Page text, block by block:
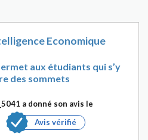
Economique
aux étudiants qui s’y
des sommets
a donné son avis le
Avis vérifié